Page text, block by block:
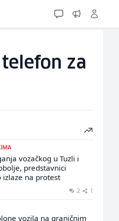
za
vozačkog u Tuzli i
predstavnici
na protest
2 1
vozila na graničnim